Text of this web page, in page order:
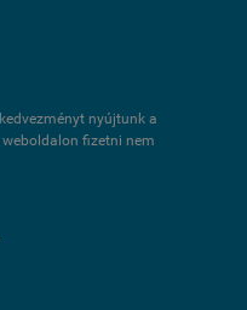
nyújtunk a
fizetni nem